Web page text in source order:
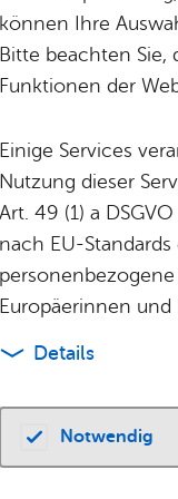
- Alle
Mon­tag, 08. Juni
Schul­mu­se­um
Wir öff­nen
Es gibt Orte in
Gar­ten des
Schul­mu­se­um
können Ihre
Bitte beachten
Funktionen der
Einige Services
Nutzung dieser
Art. 49 (1) a
nach EU-
Europäerinnen
Details
Notwendig